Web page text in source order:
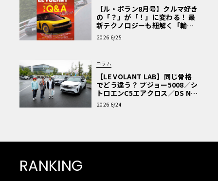
【ル・ボラン8月号】クルマ好き
の「？」が「！」に変わる！ 最
新テクノロジーも紐解く「輸入
車Q&A」
2026 6/25
コラム
【LE VOLANT LAB】同じ骨格
でどう違う？ プジョー5008／シ
トロエンC5エアクロス／DS Nº4
読者一気乗りレポート
2026 6/24
RANKING